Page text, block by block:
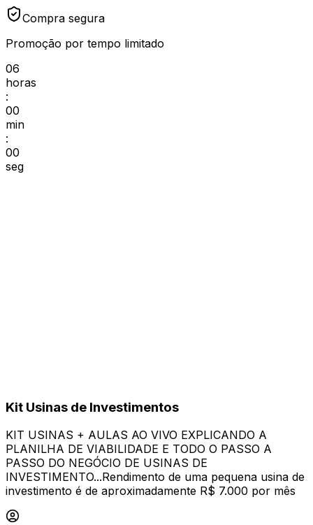
Compra segura
Promoção por tempo limitado
06
horas
:
00
min
:
00
seg
Kit Usinas de Investimentos
KIT USINAS + AULAS AO VIVO EXPLICANDO A
PLANILHA DE VIABILIDADE E TODO O PASSO A
PASSO DO NEGÓCIO DE USINAS DE
INVESTIMENTO...Rendimento de uma pequena usina de
investimento é de aproximadamente R$ 7.000 por mês